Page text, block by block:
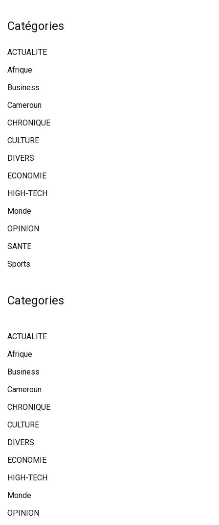
Catégories
ACTUALITE
Afrique
Business
Cameroun
CHRONIQUE
CULTURE
DIVERS
ECONOMIE
HIGH-TECH
Monde
OPINION
SANTE
Sports
Categories
ACTUALITE
Afrique
Business
Cameroun
CHRONIQUE
CULTURE
DIVERS
ECONOMIE
HIGH-TECH
Monde
OPINION